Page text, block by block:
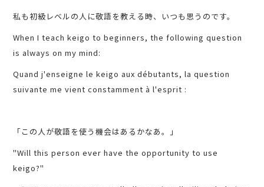
私も初級レベルの人に敬語を教える時、いつも思うのです。
When I teach keigo to beginners, the following question
is always on my mind:
Quand j'enseigne le keigo aux débutants, la question
suivante me vient constamment à l'esprit :
「この人が敬語を使う機会はあるかなあ。」
"Will this person ever have the opportunity to use
keigo?"